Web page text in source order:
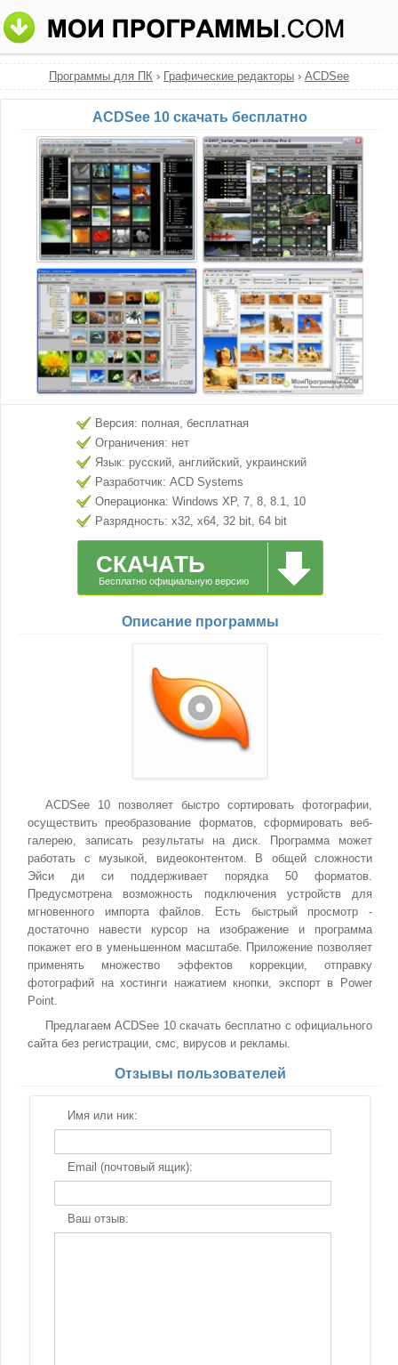
Программы для ПК › Графические редакторы › ACDSee
ACDSee 10 скачать бесплатно
Версия: полная, бесплатная
Ограничения: нет
Язык: русский, английский, украинский
Разработчик: ACD Systems
Операционка: Windows XP, 7, 8, 8.1, 10
Разрядность: x32, x64, 32 bit, 64 bit
СКАЧАТЬ
Бесплатно официальную версию
Описание программы
ACDSee 10 позволяет быстро сортировать фотографии,
осуществить преобразование форматов, сформировать веб-
галерею, записать результаты на диск. Программа может
работать с музыкой, видеоконтентом. В общей сложности
Эйси ди си поддерживает порядка 50 форматов.
Предусмотрена возможность подключения устройств для
мгновенного импорта файлов. Есть быстрый просмотр -
достаточно навести курсор на изображение и программа
покажет его в уменьшенном масштабе. Приложение позволяет
применять множество эффектов коррекции, отправку
фотографий на хостинги нажатием кнопки, экспорт в Power
Point.
Предлагаем ACDSee 10 скачать бесплатно с официального
сайта без регистрации, смс, вирусов и рекламы.
Отзывы пользователей
Имя или ник:
Email (почтовый ящик):
Ваш отзыв: